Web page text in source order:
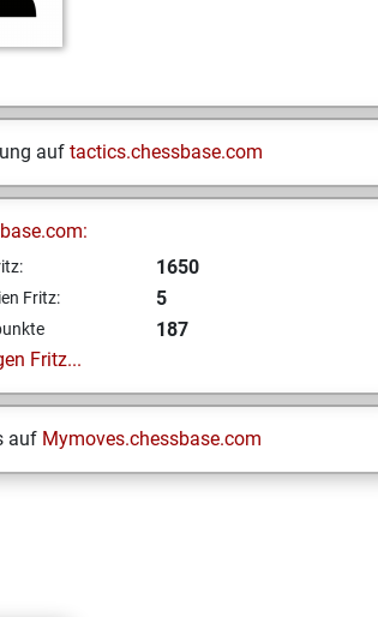
auf tactics.chessbase.com
1650
Fritz: 5
187
Fritz...
auf Mymoves.chessbase.com